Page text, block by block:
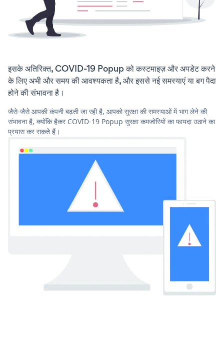
इसके अतिरिक्त, COVID-19 Popup को कस्टमाइज़ और अपडेट करने
के लिए अभी और समय की आवश्यकता है, और इससे नई समस्याएं या बग पैदा
होने की संभावना है।
जैसे-जैसे आपकी कंपनी बढ़ती जा रही है, आपको सुरक्षा की समस्याओं में भाग लेने की
संभावना है, क्योंकि हैकर COVID-19 Popup सुरक्षा कमजोरियों का फायदा उठाने का
प्रयास कर सकते हैं।